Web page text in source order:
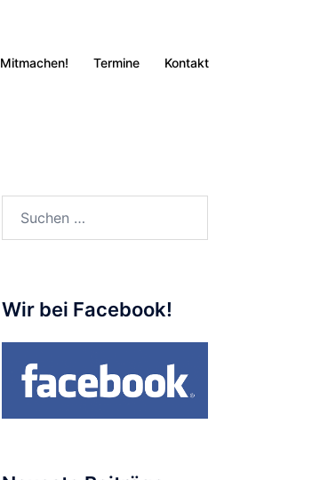
Mitmachen! Termine Kontakt
Wir bei Facebook!